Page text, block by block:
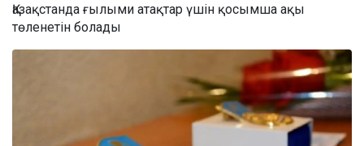
Қазақстанда ғылыми атақтар үшін қосымша ақы
төленетін болады